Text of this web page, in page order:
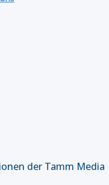
der Tamm Media